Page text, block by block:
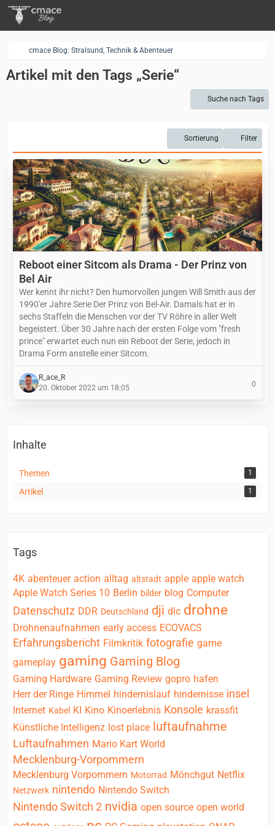
cmace Blog: Stralsund, Technik & Abenteuer
Artikel mit den Tags „Serie“
Suche nach Tags
Sortierung Filter
Reboot einer Sitcom als Drama - Der Prinz von
Bel Air
Wer kennt ihr nicht? Den humorvollen jungen Will Smith aus der
1990'er Jahre Serie Der Prinz von Bel-Air. Damals hat er in
sechs Staffeln die Menschen vor der TV Röhre in aller Welt
begeistert. Über 30 Jahre nach der ersten Folge vom "fresh
prince" erwartet euch nun ein Reboot der Serie, jedoch in
Drama Form anstelle einer Sitcom.
R_ace_R
20. Oktober 2022 um 18:05
0
Inhalte
Themen 1
Artikel 1
Tags
4K abenteuer action alltag altstadt apple apple watch
Apple Watch Series 10 Berlin bilder blog Computer
Datenschutz DDR Deutschland dji dlc drohne
Drohnenaufnahmen early access ECOVACS
Erfahrungsbericht Filmkritik fotografie game
gameplay gaming Gaming Blog
Gaming Hardware Gaming Review gopro hafen
Herr der Ringe Himmel hindernislauf hindernisse insel
Internet Kabel KI Kino Kinoerlebnis Konsole krassfit
Künstliche Intelligenz lost place luftaufnahme
Luftaufnahmen Mario Kart World
Mecklenburg-Vorpommern
Mecklenburg Vorpommern Motorrad Mönchgut Netflix
Netzwerk nintendo Nintendo Switch
Nintendo Switch 2 nvidia open source open world